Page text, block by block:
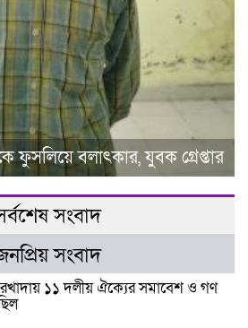
ফুসলিয়ে বলাৎকার, যুবক গ্রেপ্তার
সংবাদ
সংবাদ
১১ দলীয় ঐক্যের সমাবেশ ও গণ